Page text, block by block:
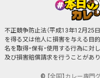
不正競争防止法（平成13年12月25
を得る又は他人に損害を与える目
名を取得・保有・使用する行為に対
及び損害賠償請求を行うことがあり